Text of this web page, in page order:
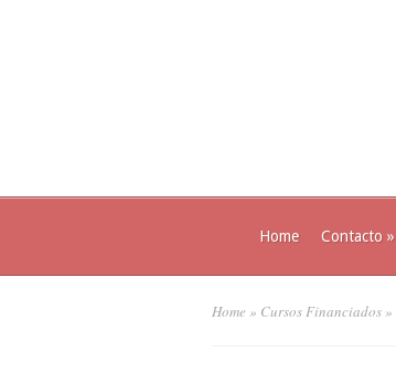
Home Contacto »
Home » Cursos Financiados»